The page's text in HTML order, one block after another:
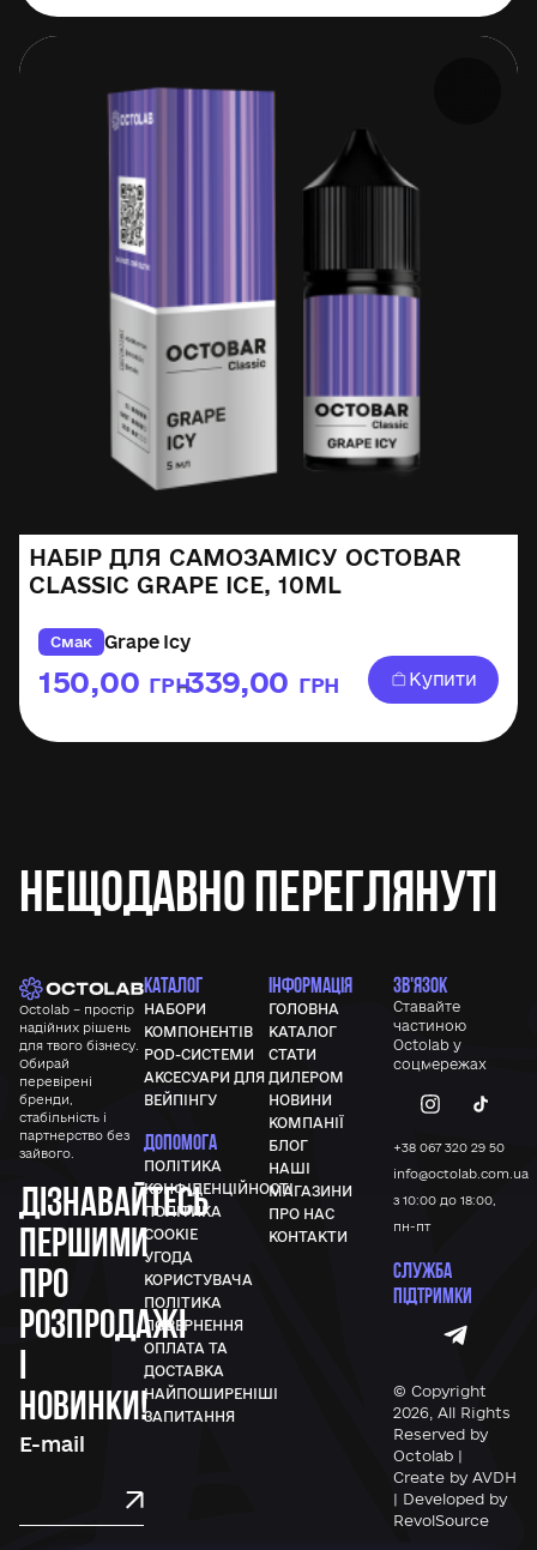
НАБІР ДЛЯ САМОЗАМІСУ OCTOBAR
CLASSIC GRAPE ICE, 10ML
Смак Grape Icy
150,00 ГРН
–339,00 ГРН Купити
Нещодавно переглянуті
Octolab – простір
надійних рішень
для твого бізнесу.
Обирай
перевірені
бренди,
стабільність і
партнерство без
зайвого.
Дізнавайтесь
першими
про
розпродажі
і
новинки!
КАТАЛОГ
НАБОРИ
КОМПОНЕНТІВ
POD-СИСТЕМИ
АКСЕСУАРИ ДЛЯ
ВЕЙПІНГУ
ДОПОМОГА
ПОЛІТИКА
КОНФІДЕНЦІЙНОСТІ
ПОЛІТИКА
COOKIE
УГОДА
КОРИСТУВАЧА
ПОЛІТИКА
ПОВЕРНЕННЯ
ОПЛАТА ТА
ДОСТАВКА
НАЙПОШИРЕНІШІ
ЗАПИТАННЯ
ІНФОРМАЦІЯ
ГОЛОВНА
КАТАЛОГ
СТАТИ
ДИЛЕРОМ
НОВИНИ
КОМПАНІЇ
БЛОГ
НАШІ
МАГАЗИНИ
ПРО НАС
КОНТАКТИ
ЗВ'ЯЗОК
Ставайте
частиною
Octolab у
соцмережах
+38 067 320 29 50
info@octolab.com.ua
з 10:00 до 18:00,
пн-пт
СЛУЖБА
ПІДТРИМКИ
© Copyright
2026, All Rights
Reserved by
Octolab |
Create by AVDH
| Developed by
RevolSource